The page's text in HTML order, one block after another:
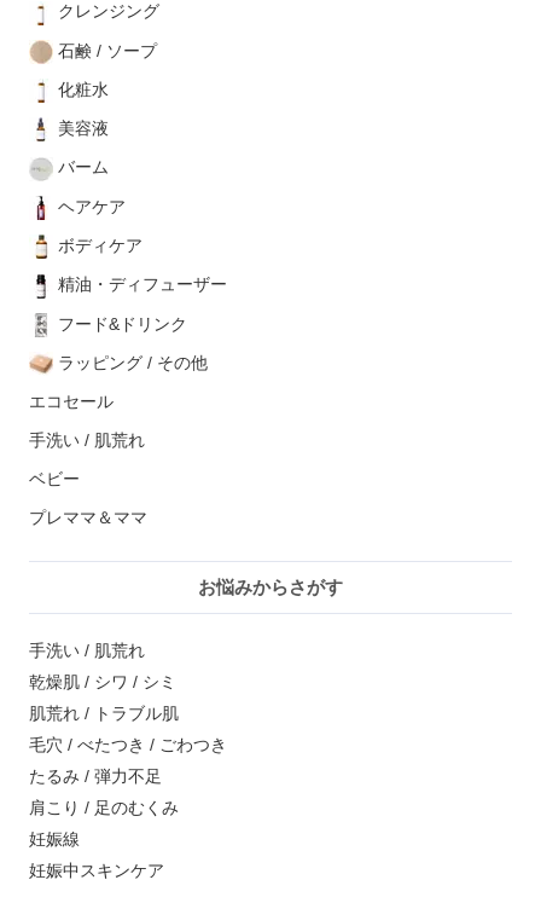
クレンジング
石鹸 / ソープ
化粧水
美容液
バーム
ヘアケア
ボディケア
精油・ディフューザー
フード&ドリンク
ラッピング / その他
エコセール
手洗い / 肌荒れ
ベビー
プレママ＆ママ
お悩みからさがす
手洗い / 肌荒れ
乾燥肌 / シワ / シミ
肌荒れ / トラブル肌
毛穴 / べたつき / ごわつき
たるみ / 弾力不足
肩こり / 足のむくみ
妊娠線
妊娠中スキンケア